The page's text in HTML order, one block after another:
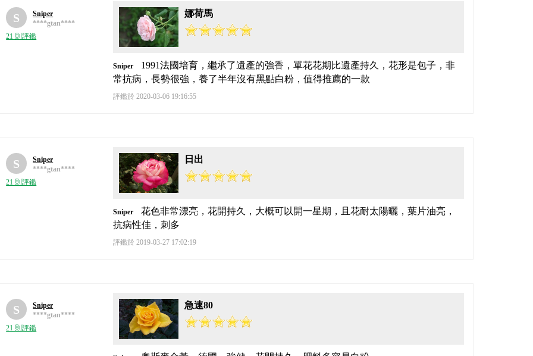
S
Sniper
****gtan****
21 則評鑑
娜荷馬
Sniper
1991法國培育，繼承了遺產的強香，單花花期比遺產持久，花形是包子，非
常抗病，長勢很強，養了半年沒有黑點白粉，值得推薦的一款
評鑑於 2020-03-06 19:16:55
S
Sniper
****gtan****
21 則評鑑
日出
Sniper
花色非常漂亮，花開持久，大概可以開一星期，且花耐太陽曬，葉片油亮，
抗病性佳，刺多
評鑑於 2019-03-27 17:02:19
S
Sniper
****gtan****
21 則評鑑
急速80